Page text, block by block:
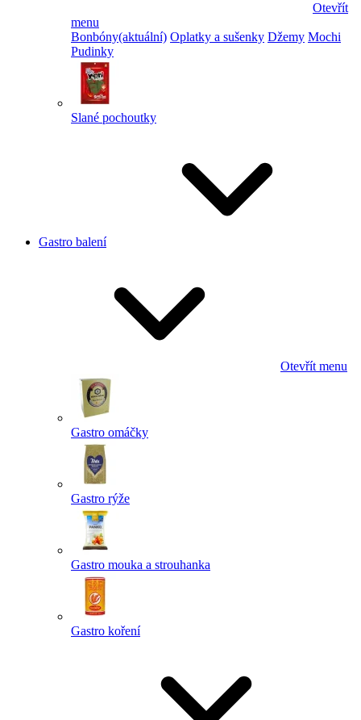
Otevřít
menu
Bonbóny(aktuální) Oplatky a sušenky Džemy Mochi
Pudinky
Slané pochoutky
Gastro balení
Otevřít menu
Gastro omáčky
Gastro rýže
Gastro mouka a strouhanka
Gastro koření